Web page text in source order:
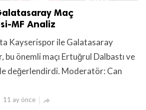
Maç
MF Analiz
Kayserispor ile Galatasaray
bu önemli maçı Ertuğrul Dalbastı ve
değerlendirdi. Moderatör: Can
11 ay önce 